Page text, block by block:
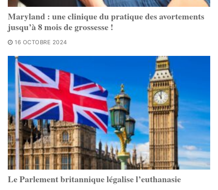
Maryland : une clinique du pratique des avortements
jusqu’à 8 mois de grossesse !
16 OCTOBRE 2024
Le Parlement britannique légalise l’euthanasie